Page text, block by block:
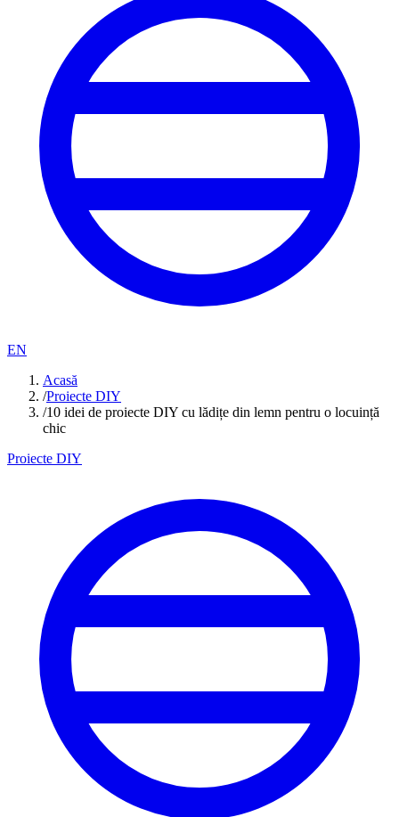
EN
Acasă
/Proiecte DIY
/10 idei de proiecte DIY cu lădițe din lemn pentru o locuință
chic
Proiecte DIY